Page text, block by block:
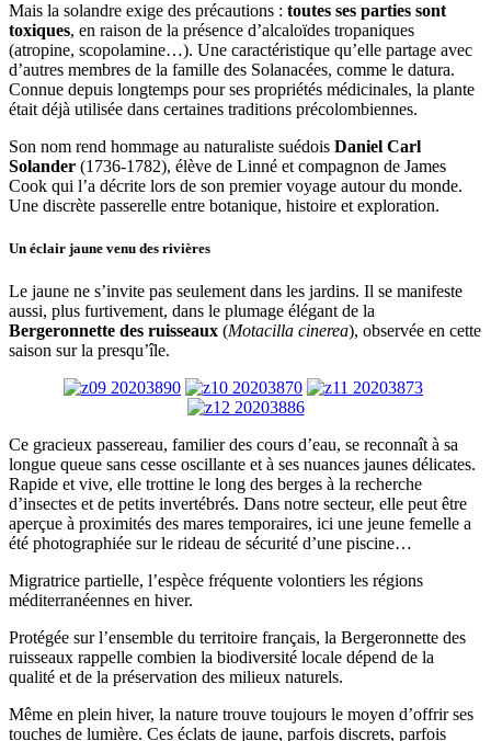
Mais la solandre exige des précautions : toutes ses parties sont
toxiques, en raison de la présence d’alcaloïdes tropaniques
(atropine, scopolamine…). Une caractéristique qu’elle partage avec
d’autres membres de la famille des Solanacées, comme le datura.
Connue depuis longtemps pour ses propriétés médicinales, la plante
était déjà utilisée dans certaines traditions précolombiennes.
Son nom rend hommage au naturaliste suédois Daniel Carl
Solander (1736-1782), élève de Linné et compagnon de James
Cook qui l’a décrite lors de son premier voyage autour du monde.
Une discrète passerelle entre botanique, histoire et exploration.
Un éclair jaune venu des rivières
Le jaune ne s’invite pas seulement dans les jardins. Il se manifeste
aussi, plus furtivement, dans le plumage élégant de la
Bergeronnette des ruisseaux (Motacilla cinerea), observée en cette
saison sur la presqu’île.
Ce gracieux passereau, familier des cours d’eau, se reconnaît à sa
longue queue sans cesse oscillante et à ses nuances jaunes délicates.
Rapide et vive, elle trottine le long des berges à la recherche
d’insectes et de petits invertébrés. Dans notre secteur, elle peut être
aperçue à proximités des mares temporaires, ici une jeune femelle a
été photographiée sur le rideau de sécurité d’une piscine…
Migratrice partielle, l’espèce fréquente volontiers les régions
méditerranéennes en hiver.
Protégée sur l’ensemble du territoire français, la Bergeronnette des
ruisseaux rappelle combien la biodiversité locale dépend de la
qualité et de la préservation des milieux naturels.
Même en plein hiver, la nature trouve toujours le moyen d’offrir ses
touches de lumière. Ces éclats de jaune, parfois discrets, parfois